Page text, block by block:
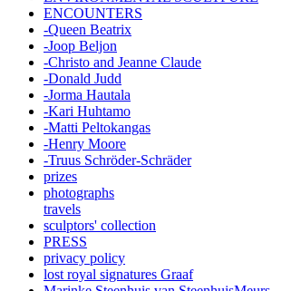
ENCOUNTERS
-Queen Beatrix
-Joop Beljon
-Christo and Jeanne Claude
-Donald Judd
-Jorma Hautala
-Kari Huhtamo
-Matti Peltokangas
-Henry Moore
-Truus Schröder-Schräder
prizes
photographs
travels
sculptors' collection
PRESS
privacy policy
lost royal signatures Graaf